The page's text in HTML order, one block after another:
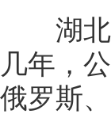
湖北
几年，
俄罗斯